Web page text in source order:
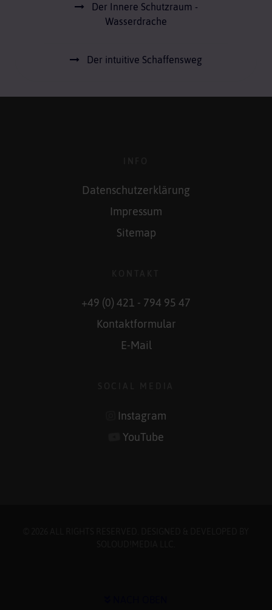
Der Innere Schutzraum -
Wasserdrache
Der intuitive Schaffensweg
Datenschutzerklärung
Impressum
Sitemap
+49 (0) 421 - 794 95 47
Kontaktformular
E-Mail
Instagram
YouTube